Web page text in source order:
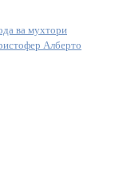
ва мухтори
Алберто